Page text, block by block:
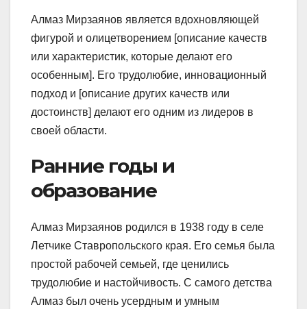
Алмаз Мирзаянов является вдохновляющей
фигурой и олицетворением [описание качеств
или характеристик, которые делают его
особенным]. Его трудолюбие, инновационный
подход и [описание других качеств или
достоинств] делают его одним из лидеров в
своей области.
Ранние годы и
образование
Алмаз Мирзаянов родился в 1938 году в селе
Летчике Ставропольского края. Его семья была
простой рабочей семьей, где ценились
трудолюбие и настойчивость. С самого детства
Алмаз был очень усердным и умным